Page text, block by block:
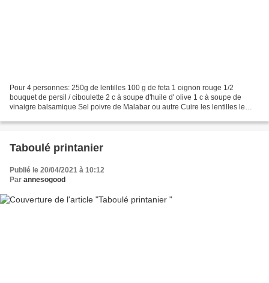
Pour 4 personnes: 250g de lentilles 100 g de feta 1 oignon rouge 1/2
bouquet de persil / ciboulette 2 c à soupe d'huile d' olive 1 c à soupe de
vinaigre balsamique Sel poivre de Malabar ou autre Cuire les lentilles le
Taboulé printanier
Publié le 20/04/2021 à 10:12
Par annesogood